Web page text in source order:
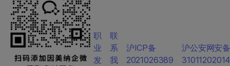
职
业
发
联
系
我
沪ICP备
2021026389
沪公安网安